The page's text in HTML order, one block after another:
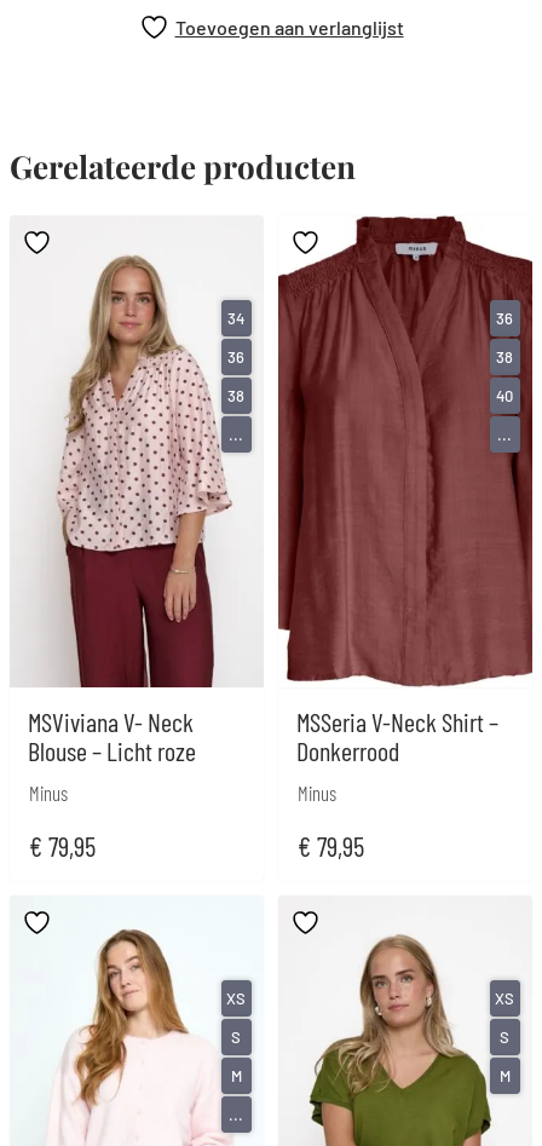
Toevoegen aan verlanglijst
Gerelateerde producten
MSViviana V- Neck
Blouse – Licht roze
Minus
€ 79,95
34
36
38
...
MSSeria V-Neck Shirt –
Donkerrood
Minus
€ 79,95
36
38
40
...
XS
S
M
...
XS
S
M